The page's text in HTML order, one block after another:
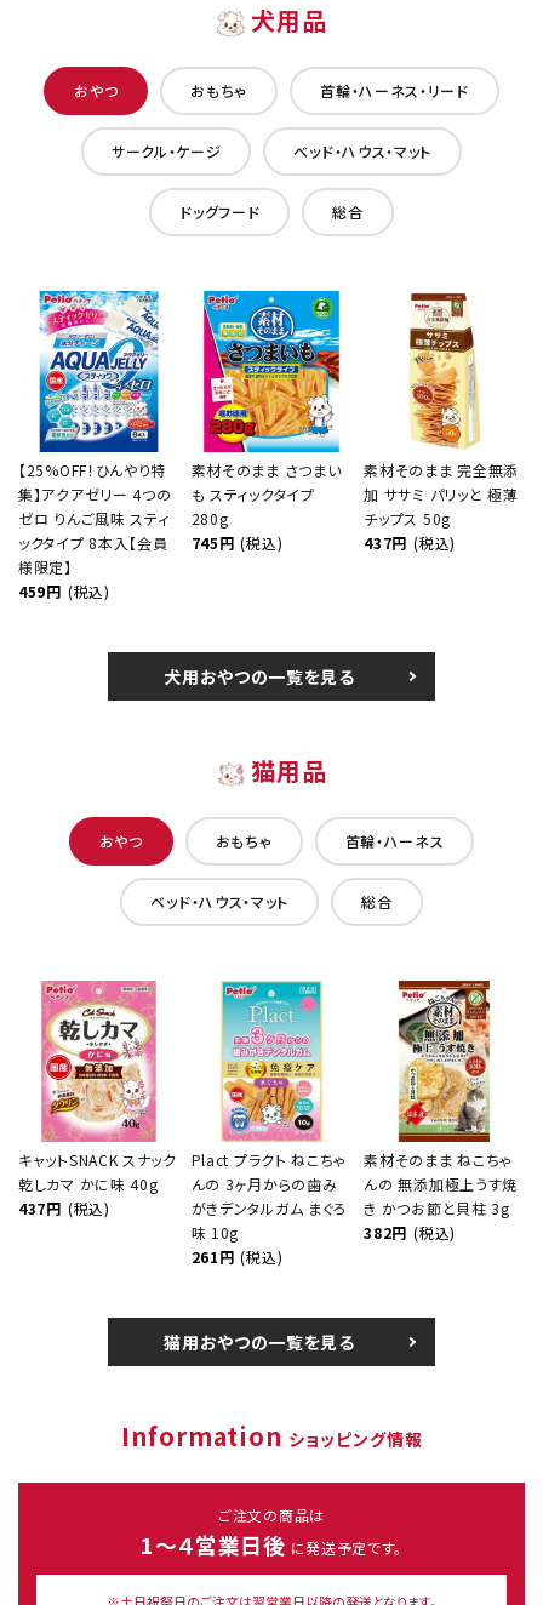
犬用品
おやつ おもちゃ 首輪・ハーネス・リード
サークル・ケージ ベッド・ハウス・マット
ドッグフード 総合
【25%OFF！ひんやり特
集】アクアゼリー 4つの
ゼロ りんご風味 スティ
ックタイプ 8本入【会員
様限定】
459円 (税込)
素材そのまま さつまい
も スティックタイプ
280g
745円 (税込)
素材そのまま 完全無添
加 ササミ パリッと 極薄
チップス 50g
437円 (税込)
犬用おやつの一覧を見る
猫用品
おやつ おもちゃ 首輪・ハーネス
ベッド・ハウス・マット 総合
キャットSNACK スナック
乾しカマ かに味 40g
437円 (税込)
Plact プラクト ねこちゃ
んの 3ヶ月からの歯み
がきデンタルガム まぐろ
味 10g
261円 (税込)
素材そのまま ねこちゃ
んの 無添加極上うす焼
き かつお節と貝柱 3g
382円 (税込)
猫用おやつの一覧を見る
Information ショッピング情報
ご注文の商品は
1～４営業日後 に発送予定です。